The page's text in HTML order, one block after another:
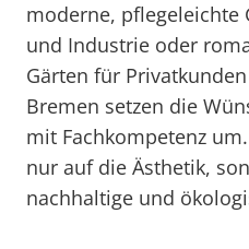
moderne, pflegeleichte
und Industrie oder
Gärten für
Bremen setzen die
mit Fachkompetenz
nur auf die Ästhetik,
nachhaltige und